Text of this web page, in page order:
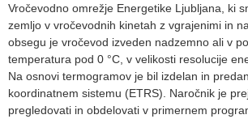
Vročevodno omrežje Energetike Ljubljana, ki
zemljo v vročevodnih kinetah z vgrajenimi in
obsegu je vročevod izveden nadzemno ali v
temperatura pod 0 °C, v velikosti resolucije
Na osnovi termogramov je bil izdelan in
koordinatnem sistemu (ETRS). Naročnik je
pregledovati in obdelovati v primernem